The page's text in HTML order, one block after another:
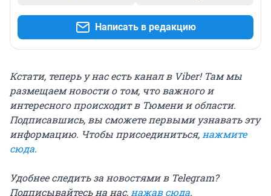
Написать в редакцию
Кстати, теперь у нас есть канал в Viber! Там мы
размещаем новости о том, что важного и
интересного происходит в Тюмени и области.
Подписавшись, вы сможете первыми узнавать эту
информацию. Чтобы присоединиться,нажмите
сюда.
Удобнее следить за новостями в Telegram?
Подписывайтесь на нас,нажав сюда.